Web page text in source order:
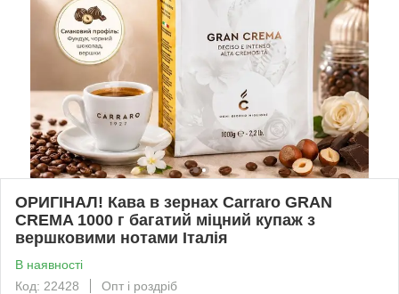
ОРИГІНАЛ! Кава в зернах Carraro GRAN
CREMA 1000 г багатий міцний купаж з
вершковими нотами Італія
В наявності
Код: 22428
Опт і роздріб